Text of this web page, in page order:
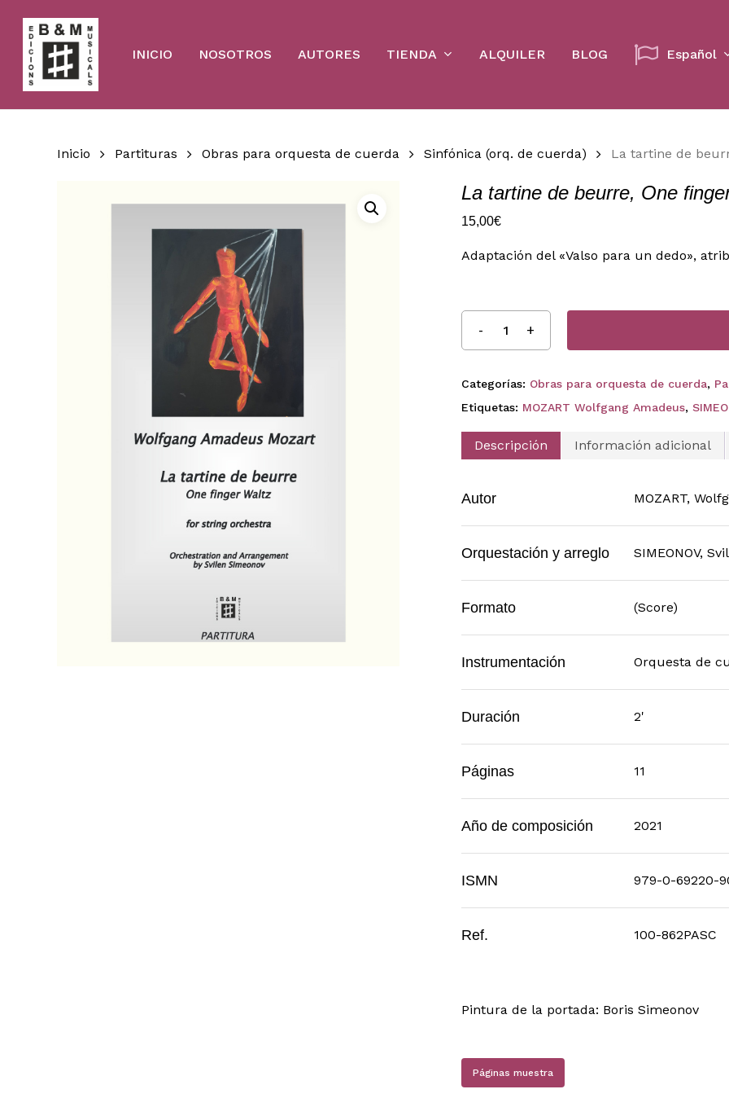
main
content
INICIO NOSOTROS AUTORES TIENDA ALQUILER BLOG Español
Inicio Partituras Obras para orquesta de cuerda Sinfónica (orq. de cuerda) La tartine de
La tartine de beurre, One
15,00€
Adaptación del «Valso para un dedo»,
Categorías: Obras para orquesta de cuerda,
Etiquetas: MOZART Wolfgang Amadeus,
Descripción Información adicional
Autor MOZART,
Orquestación y arreglo SIMEONOV,
Formato (Score)
Instrumentación Orquesta de
Duración 2'
Páginas 11
Año de composición 2021
ISMN 979-0-69220-
Ref. 100-862PASC
Pintura de la portada: Boris Simeonov
Páginas muestra